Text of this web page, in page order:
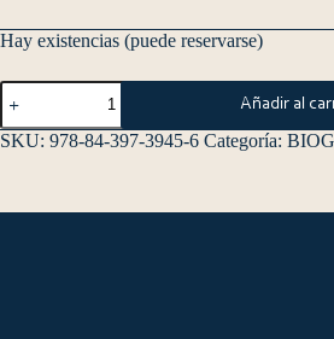
Hay existencias (puede reservarse)
Añadir al
SKU: 978-84-397-3945-6 Categoría: